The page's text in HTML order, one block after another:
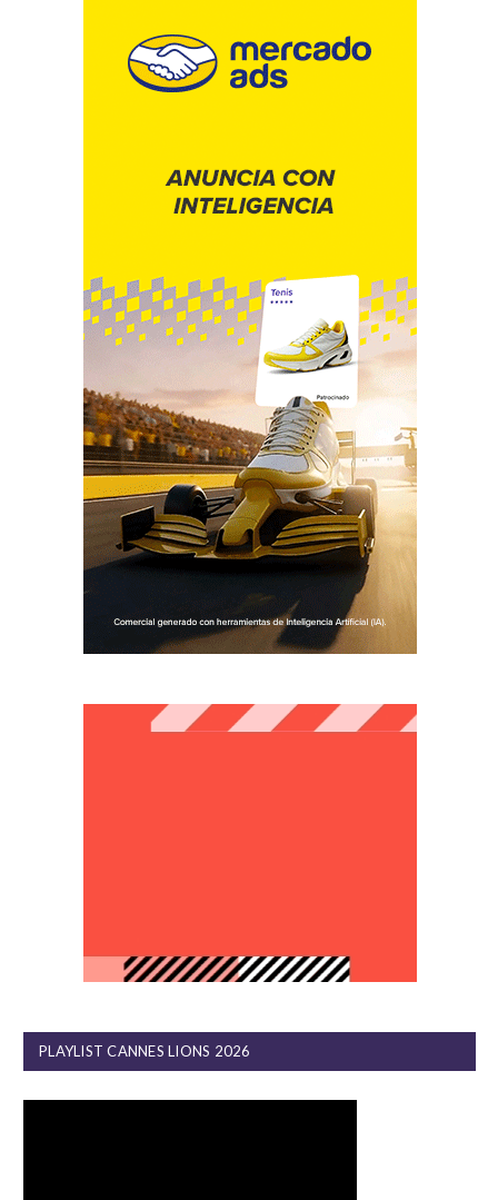
PLAYLIST CANNES LIONS 2026